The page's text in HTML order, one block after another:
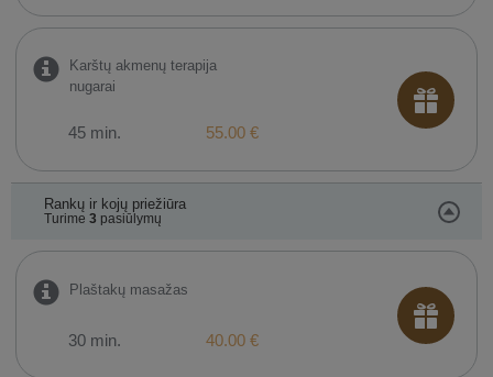
Karštų akmenų terapija
nugarai
45 min. 55.00 €
Rankų ir kojų priežiūra
Turime 3 pasiūlymų
Plaštakų masažas
30 min. 40.00 €